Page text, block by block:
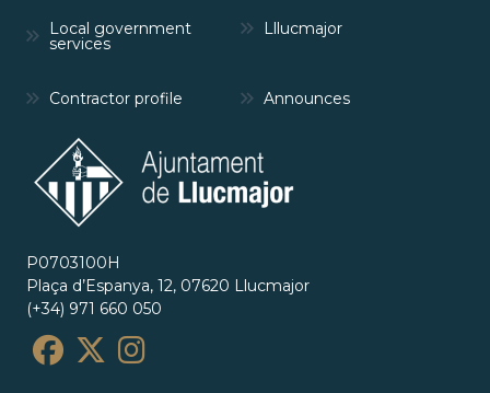
Local government
services
Lllucmajor
Contractor profile Announces
P0703100H
Plaça d’Espanya, 12, 07620 Llucmajor
(+34) 971 660 050